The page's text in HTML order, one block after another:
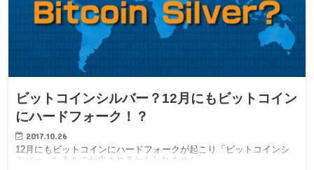
ビットコインシルバー？12月にもビットコイン
にハードフォーク！？
2017.10.26
12月にもビットコインにハードフォークが起こり「ビットコインシ
ルバー」なるものが生まれるかもしれません。